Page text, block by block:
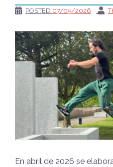
POSTED 07/05/2026
En abril de 2026 se